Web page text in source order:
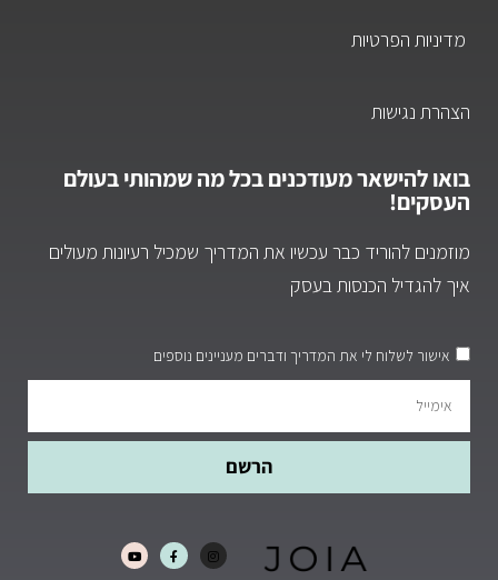
מדיניות הפרטיות
הצהרת נגישות
בואו להישאר מעודכנים בכל מה שמהותי בעולם
העסקים!
מוזמנים להוריד כבר עכשיו את המדריך שמכיל רעיונות מעולים
איך להגדיל הכנסות בעסק
אישור לשלוח לי את המדריך ודברים מעניינים נוספים
הרשם